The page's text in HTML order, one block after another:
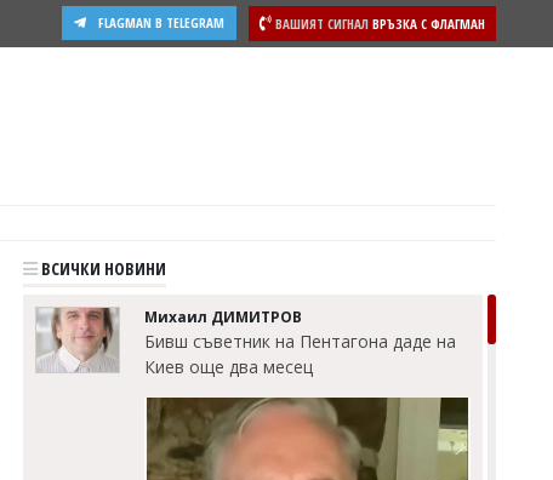
ВАШИЯТ СИГНАЛ ВРЪЗКА С ФЛАГМАН
FLAGMAN В TELEGRAM
ВСИЧКИ НОВИНИ
Михаил ДИМИТРОВ
Бивш съветник на Пентагона даде на
Киев още два месец